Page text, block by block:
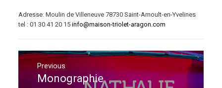
Adresse: Moulin de Villeneuve 78730 Saint-Arnoult-en-Yvelines
tel : 01 30 41 20 15info@maison-triolet-aragon.com
Navigation
de
Previous
Previous
Monographie